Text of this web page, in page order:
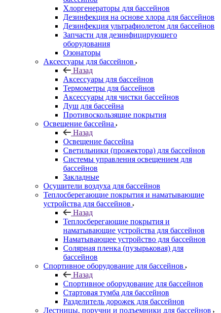
Хлоргенераторы для бассейнов
Дезинфекция на основе хлора для бассейнов
Дезинфекция ультрафиолетом для бассейнов
Запчасти для дезинфицирующего
оборудования
Озонаторы
Аксессуары для бассейнов
Назад
Аксессуары для бассейнов
Термометры для бассейнов
Аксессуары для чистки бассейнов
Душ для бассейна
Противоскользящие покрытия
Освещение бассейна
Назад
Освещение бассейна
Светильники (прожектора) для бассейнов
Системы управления освещением для
бассейнов
Закладные
Осушители воздуха для бассейнов
Теплосберегающие покрытия и наматывающие
устройства для бассейнов
Назад
Теплосберегающие покрытия и
наматывающие устройства для бассейнов
Наматывающее устройство для бассейнов
Солярная пленка (пузырьковая) для
бассейнов
Спортивное оборудование для бассейнов
Назад
Спортивное оборудование для бассейнов
Стартовая тумба для бассейнов
Разделитель дорожек для бассейнов
Лестницы, поручни и подъемники для бассейнов